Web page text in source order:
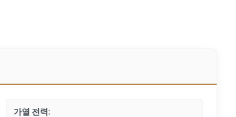
가열 전력: